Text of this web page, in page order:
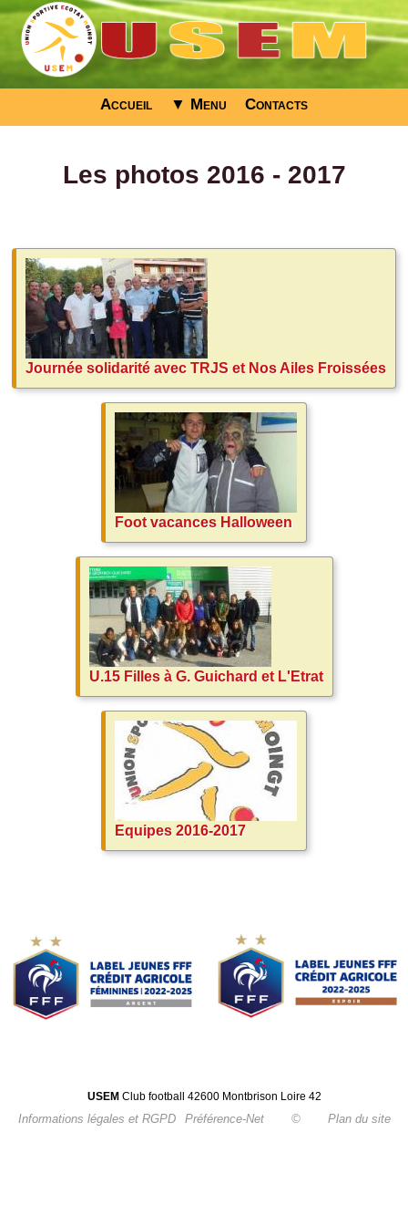
Accueil ▼ Menu Contacts
Les photos 2016 - 2017
Journée solidarité avec TRJS et Nos Ailes Froissées
Foot vacances Halloween
U.15 Filles à G. Guichard et L'Etrat
Equipes 2016-2017
USEM Club football 42600 Montbrison Loire 42
Informations légales et RGPD Préférence-Net © Plan du site